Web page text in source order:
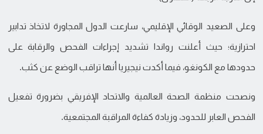
وعلى الصعيد الوقائي الإقليمي، سارعت الدول المجاورة لاتخاذ تدابير
احترازية؛ حيث أعلنت رواندا تشديد إجراءات الفحص والرقابة على
حدودها مع الكونغو، فيما أكدت نيجيريا أنها تراقب الوضع عن كثب.
ونصحت منظمة الصحة العالمية والاتحاد الإفريقي بضرورة تفعيل
الفحص العابر للحدود، وزيادة كفاءة المراقبة المجتمعية.